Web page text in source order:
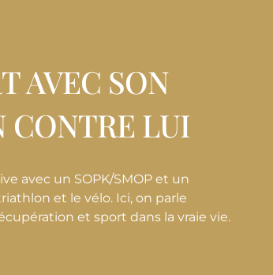
AVEC SON
CONTRE LUI
avec un SOPK/SMOP et un
et le vélo. Ici, on parle
et sport dans la vraie vie.